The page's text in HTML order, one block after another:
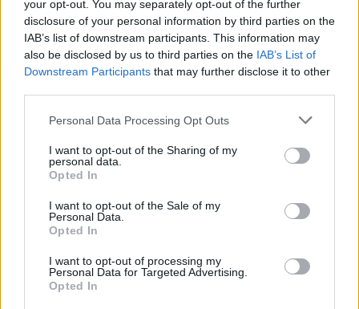
your opt-out. You may separately opt-out of the further
disclosure of your personal information by third parties on the
IAB’s list of downstream participants. This information may
also be disclosed by us to third parties on the IAB’s List of
Downstream Participants that may further disclose it to other
Personal Data Processing Opt Outs
I want to opt-out of the Sharing of my
personal data.
Opted In
I want to opt-out of the Sale of my
Personal Data.
Opted In
I want to opt-out of processing my
Personal Data for Targeted Advertising.
Opted In